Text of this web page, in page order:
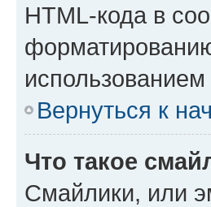
HTML-кода в
Вернуться к
Что такое
Смайлики, или